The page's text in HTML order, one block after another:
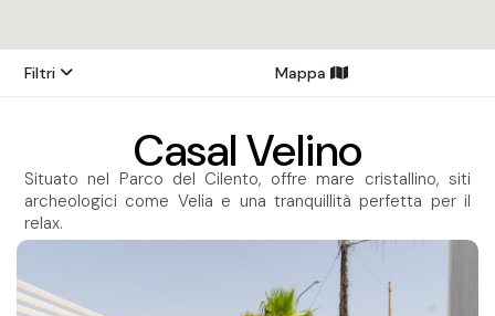
Filtri Mappa
Casal Velino
Situato nel Parco del Cilento, offre mare cristallino, siti
archeologici come Velia e una tranquillità perfetta per il
relax.